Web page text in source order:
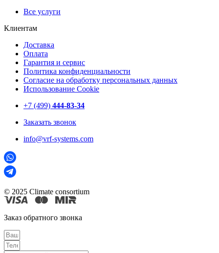
Все услуги
Клиентам
Доставка
Оплата
Гарантия и сервис
Политика конфиденциальности
Согласие на обработку персональных данных
Использование Cookie
+7 (499) 444-83-34
Заказать звонок
info@vrf-systems.com
© 2025 Climate consortium
Заказ обратного звонка